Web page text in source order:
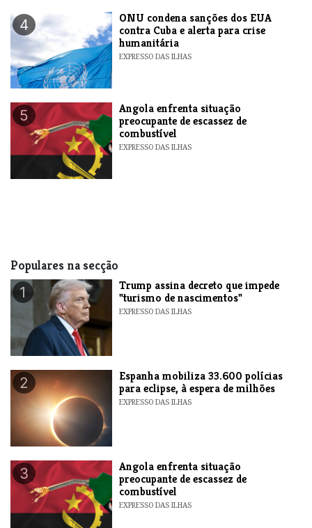
4
ONU condena sanções dos EUA
contra Cuba e alerta para crise
humanitária
EXPRESSO DAS ILHAS
5
Angola enfrenta situação
preocupante de escassez de
combustível
EXPRESSO DAS ILHAS
Populares na secção
1
Trump assina decreto que impede
"turismo de nascimentos"
EXPRESSO DAS ILHAS
2
Espanha mobiliza 33.600 polícias
para eclipse, à espera de milhões
EXPRESSO DAS ILHAS
3
Angola enfrenta situação
preocupante de escassez de
combustível
EXPRESSO DAS ILHAS